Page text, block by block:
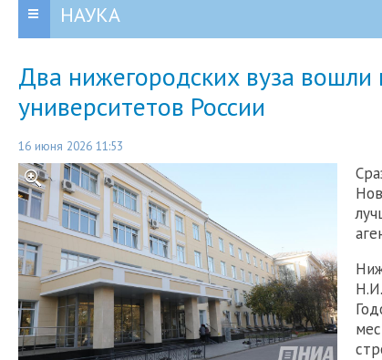
НАУКА
Два нижегородских вуза
университетов России
16 июня 2026 11:53